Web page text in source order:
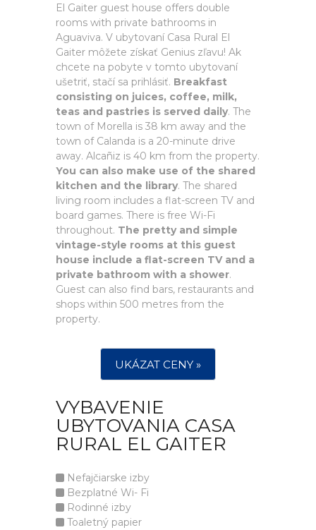
El Gaiter guest house offers double
rooms with private bathrooms in
Aguaviva. V ubytovaní Casa Rural El
Gaiter môžete získať Genius zľavu! Ak
chcete na pobyte v tomto ubytovaní
ušetriť, stačí sa prihlásiť. Breakfast
consisting on juices, coffee, milk,
teas and pastries is served daily. The
town of Morella is 38 km away and the
town of Calanda is a 20-minute drive
away. Alcañiz is 40 km from the property.
You can also make use of the shared
kitchen and the library. The shared
living room includes a flat-screen TV and
board games. There is free Wi-Fi
throughout. The pretty and simple
vintage-style rooms at this guest
house include a flat-screen TV and a
private bathroom with a shower.
Guest can also find bars, restaurants and
shops within 500 metres from the
property.
UKÁZAT CENY »
VYBAVENIE
UBYTOVANIA CASA
RURAL EL GAITER
Nefajčiarske izby
Bezplatné Wi- Fi
Rodinné izby
Toaletný papier